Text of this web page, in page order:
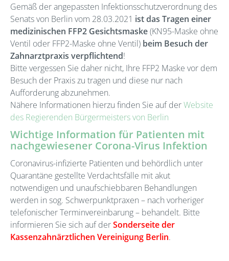
Gemäß der angepassten Infektionsschutzverordnung des
Senats von Berlin vom 28.03.2021 ist das Tragen einer
medizinischen FFP2 Gesichtsmaske(KN95-Maske ohne
Ventil oder FFP2-Maske ohne Ventil) beim Besuch der
Zahnarztpraxis verpflichtend!
Bitte vergessen Sie daher nicht, Ihre FFP2 Maske vor dem
Besuch der Praxis zu tragen und diese nur nach
Aufforderung abzunehmen.
Nähere Informationen hierzu finden Sie auf derWebsite
des Regierenden Bürgermeisters von Berlin
Wichtige Information für Patienten mit
nachgewiesener Corona-Virus Infektion
Coronavirus-infizierte Patienten und behördlich unter
Quarantäne gestellte Verdachtsfälle mit akut
notwendigen und unaufschiebbaren Behandlungen
werden in sog. Schwerpunktpraxen – nach vorheriger
telefonischer Terminvereinbarung – behandelt. Bitte
informieren Sie sich auf derSonderseite der
Kassenzahnärztlichen Vereinigung Berlin.